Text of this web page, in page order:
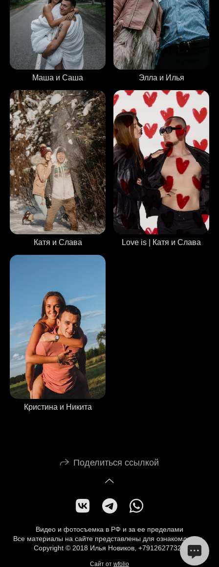
Маша и Саша Элла и Илья
Катя и Слава Love is | Катя и Слава
Кристина и Никита
Поделиться ссылкой
Видео и фотосъемка в РФ и за ее пределами
Все материалы на сайте представлены для ознакомления.
Copyright © 2018 Илья Новиков, +79126277323
Сайт от wfolio